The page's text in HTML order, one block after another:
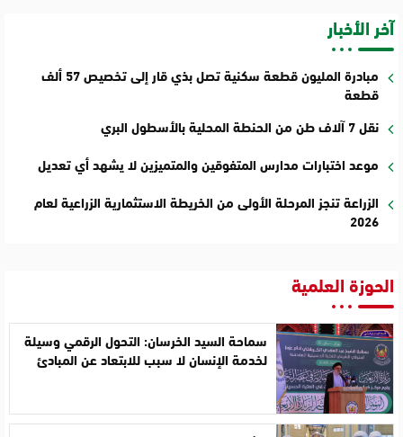
آخر الأخبار
مبادرة المليون قطعة سكنية تصل بذي قار إلى تخصيص 57 ألف
قطعة
نقل 7 آلاف طن من الحنطة المحلية بالأسطول البري
موعد اختبارات مدارس المتفوقين والمتميزين لا يشهد أي تعديل
الزراعة تنجز المرحلة الأولى من الخريطة الاستثمارية الزراعية لعام
2026
الحوزة العلمية
سماحة السيد الخرسان: التحول الرقمي وسيلة
لخدمة الإنسان لا سبب للابتعاد عن المبادئ